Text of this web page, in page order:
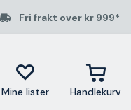
Fri frakt over kr 999*
Mine lister Handlekurv